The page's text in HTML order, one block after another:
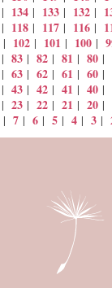
| 134 | 133 | 132 |
| 118 | 117 | 116 |
| 102 | 101 | 100 |
| 83 | 82 | 81 | 80 |
| 63 | 62 | 61 | 60 |
| 43 | 42 | 41 | 40 |
| 23 | 22 | 21 | 20 |
| 7 | 6 | 5 | 4 | 3 |